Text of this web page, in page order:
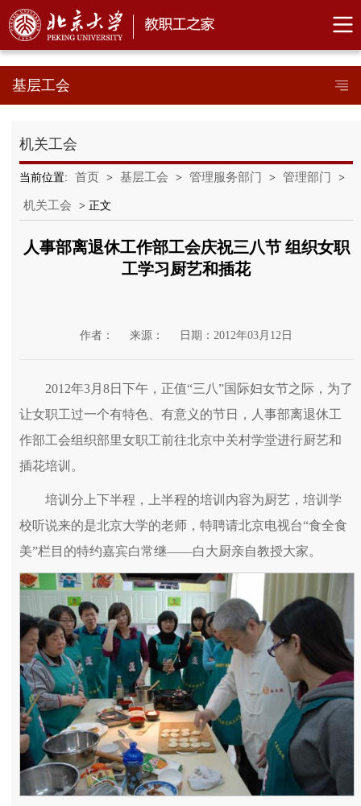
基层工会
机关工会
当前位置: 首页 > 基层工会 > 管理服务部门 > 管理部门 >
机关工会 > 正文
人事部离退休工作部工会庆祝三八节 组织女职
工学习厨艺和插花
作者： 来源： 日期：2012年03月12日
2012年3月8日下午，正值“三八”国际妇女节之际，为了
让女职工过一个有特色、有意义的节日，人事部离退休工
作部工会组织部里女职工前往北京中关村学堂进行厨艺和
插花培训。
培训分上下半程，上半程的培训内容为厨艺，培训学
校听说来的是北京大学的老师，特聘请北京电视台“食全食
美”栏目的特约嘉宾白常继――白大厨亲自教授大家。